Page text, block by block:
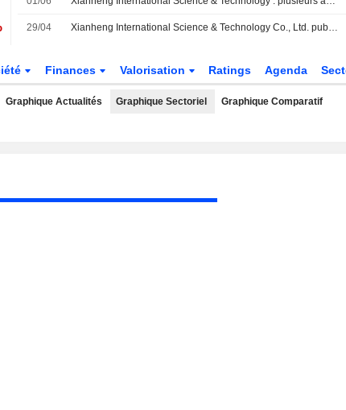
29/04 Xianheng International Science & Technology Co., Ltd. publie ses résultats pour le premier trimestre clos le 31 mars 2026
Finances Valorisation Ratings Agenda
Graphique Actualités Graphique Sectoriel Graphique Comparatif